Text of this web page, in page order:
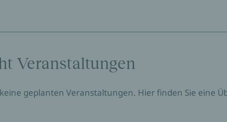
Veranstaltungen
geplanten Veranstaltungen. Hier finden Sie eine